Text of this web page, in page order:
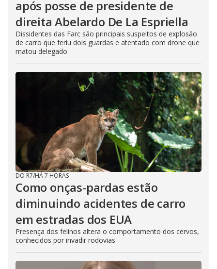
após posse de presidente de
direita Abelardo De La Espriella
Dissidentes das Farc são principais suspeitos de explosão
de carro que feriu dois guardas e atentado com drone que
matou delegado
DO R7/HÁ 7 HORAS
Como onças-pardas estão
diminuindo acidentes de carro
em estradas dos EUA
Presença dos felinos altera o comportamento dos cervos,
conhecidos por invadir rodovias